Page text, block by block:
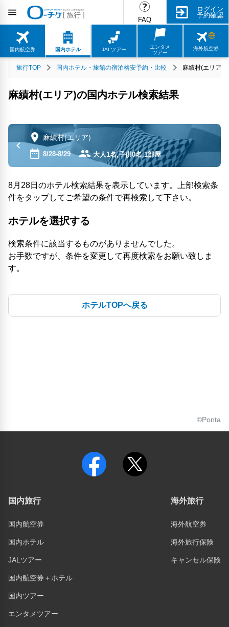
FAQ
ログイン
予約確認
国内航空券 国内ホテル JALツアー
エンタメ
ツアー
海外航空券
旅行TOP 国内ホテル・旅館の宿泊格安予約・比較 麻績村(エリア)
麻績村(エリア)の国内ホテル検索結果
麻績村(エリア)
8/28-8/29 大人1名,子供0名,1部屋
8月28日のホテル検索結果を表示しています。上部検索条
件をタップしてご希望の条件で再検索して下さい。
ホテルを選択する
検索条件に該当するものがありませんでした。
お手数ですが、条件を変更して再度検索をお願い致しま
す。
ホテルTOPへ戻る
©Ponta
国内旅行
国内航空券
国内ホテル
JALツアー
国内航空券＋ホテル
国内ツアー
エンタメツアー
海外旅行
海外航空券
海外旅行保険
キャンセル保険